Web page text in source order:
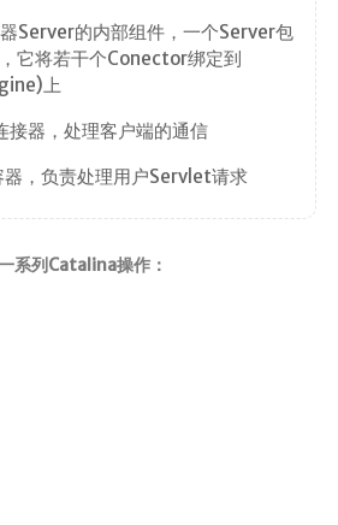
Server的内部组件，一个Server包
它将若干个Conector绑定到
上
器，处理客户端的通信
，负责处理用户Servlet请求
系列Catalina操作：